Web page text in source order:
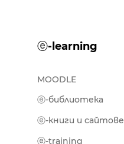
ⓔ-learning
MOODLE
ⓔ-библиотека
ⓔ-книги и сайтове
ⓔ-training